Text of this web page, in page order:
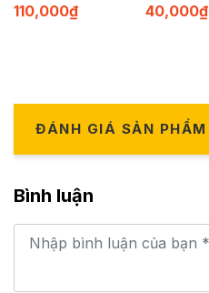
110,000₫
40,000₫
ĐÁNH GIÁ SẢN PHẨM
Bình luận